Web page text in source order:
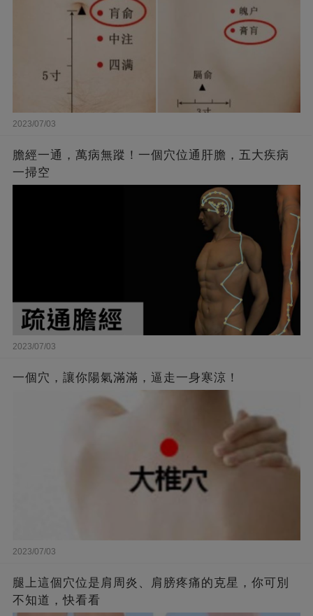
2023/07/03
膽經一通，萬病無蹤！一個穴位通肝膽，五大疾病
一掃空
2023/07/03
一個穴，讓你陽氣滿滿，逼走一身寒涼！
2023/07/03
腿上這個穴位是肩周炎、肩膀疼痛的克星，你可別
不知道，快看看